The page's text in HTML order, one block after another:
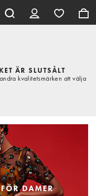
ÄR SLUTSÅLT
kvalitetsmärken att välja
DAMER